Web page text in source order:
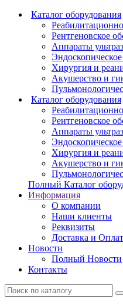
Каталог оборудования
Рентгеновское
Аппараты
Хирургия и
Акушерство и
Каталог оборудования
Рентгеновское
Аппараты
Хирургия и
Акушерство и
Полный Каталог
Информация
О компании
Наши клиенты
Реквизиты
Доставка и
Новости
Полный Новости
Контакты